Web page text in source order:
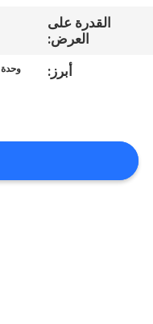
اتصل
اطلب
اقتباس
القدرة على
العرض:
أبرز: